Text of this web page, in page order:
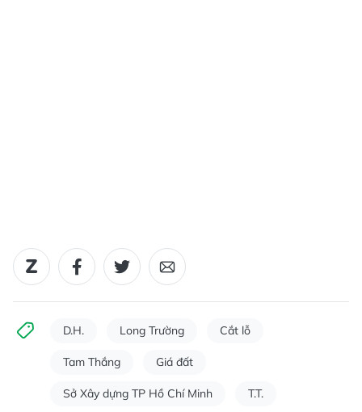
D.H. Long Trường Cắt lỗ
Tam Thắng Giá đất
Sở Xây dựng TP Hồ Chí Minh T.T.